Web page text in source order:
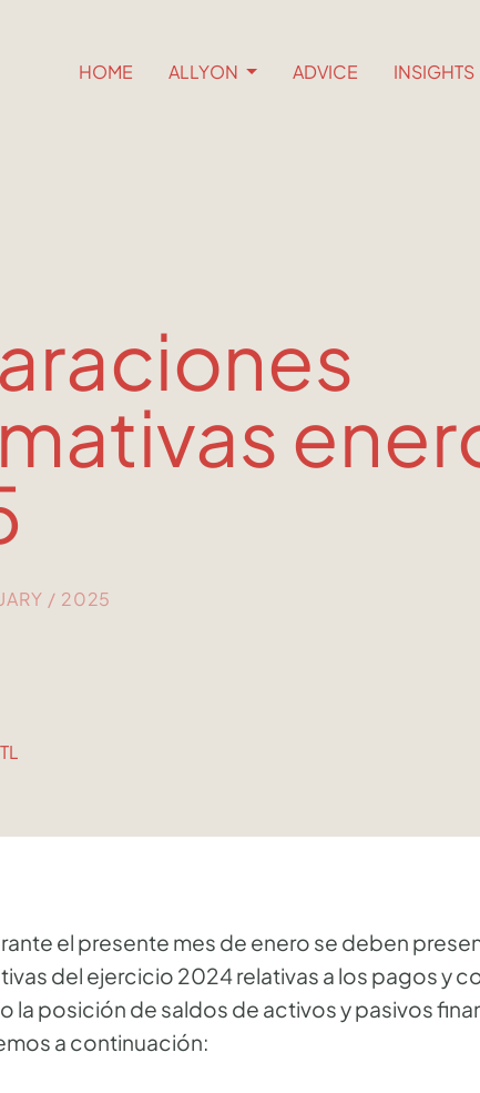
HOME ALLYON ADVICE INSIGHTS
/ 2025
el presente mes de enero se deben
del ejercicio 2024 relativas a los pagos y
la posición de saldos de activos y pasivos
a continuación: